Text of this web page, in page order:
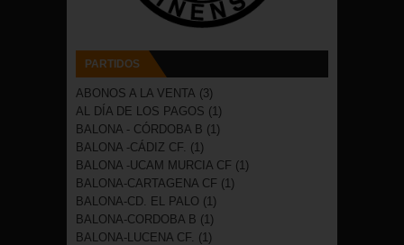
PARTIDOS
ABONOS A LA VENTA (3)
AL DÍA DE LOS PAGOS (1)
BALONA - CÓRDOBA B (1)
BALONA -CÁDIZ CF. (1)
BALONA -UCAM MURCIA CF (1)
BALONA-CARTAGENA CF (1)
BALONA-CD. EL PALO (1)
BALONA-CORDOBA B (1)
BALONA-LUCENA CF. (1)